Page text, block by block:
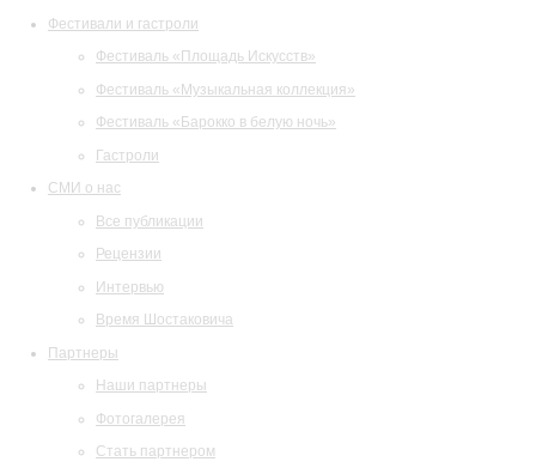
Фестивали и гастроли
Фестиваль «Площадь Искусств»
Фестиваль «Музыкальная коллекция»
Фестиваль «Барокко в белую ночь»
Гастроли
СМИ о нас
Все публикации
Рецензии
Интервью
Время Шостаковича
Партнеры
Наши партнеры
Фотогалерея
Стать партнером